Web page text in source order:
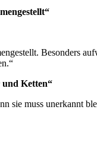
Besonders
Ketten“
sie muss unerkannt